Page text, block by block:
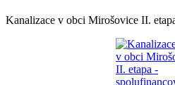
Kanalizace v obci Mirošovice II.